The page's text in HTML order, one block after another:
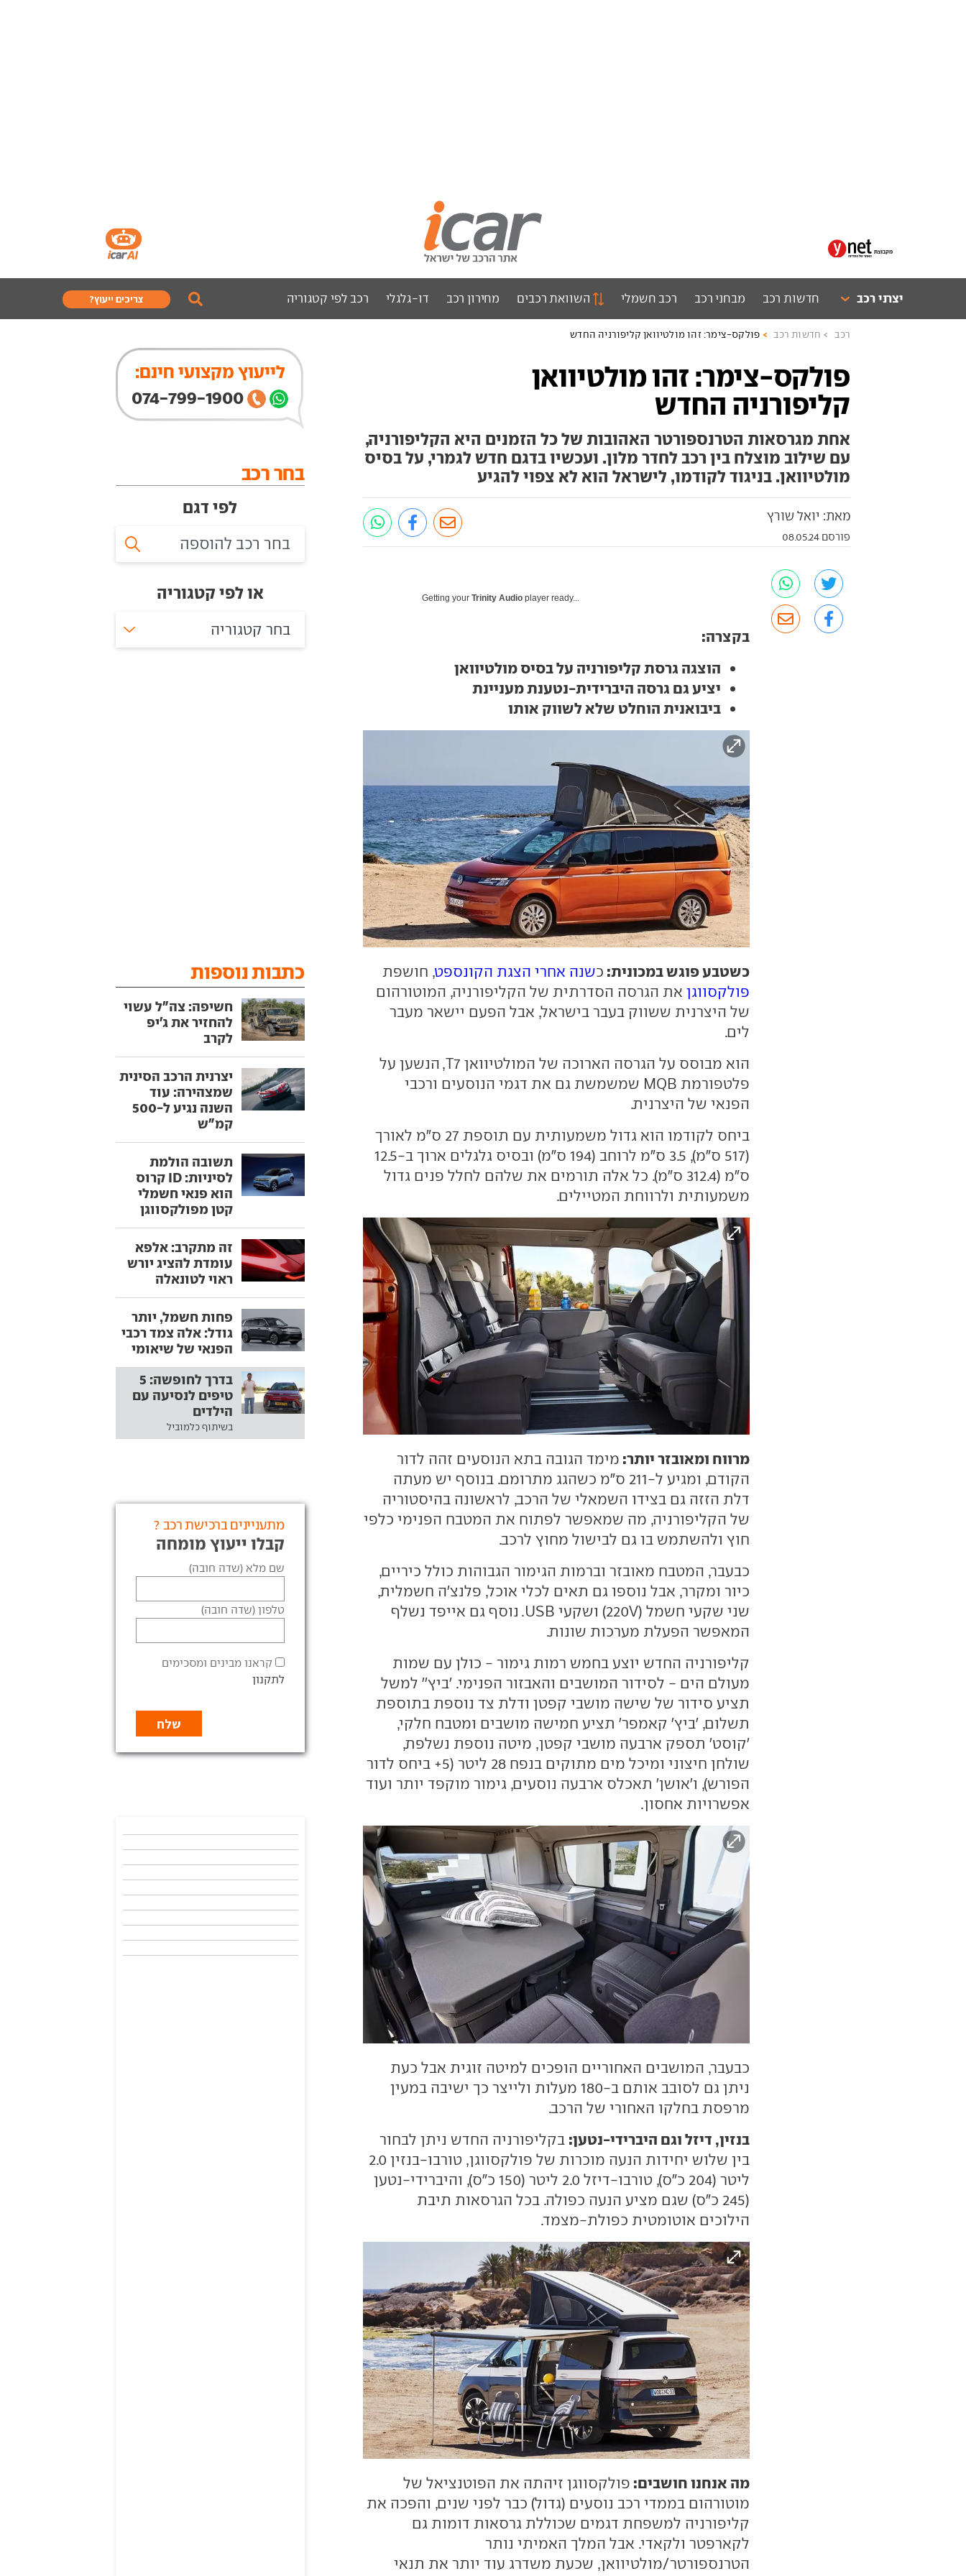
יצרני רכב חדשות רכב מבחני רכב רכב חשמלי השוואת רכבים מחירון רכב דו-גלגלי רכב לפי קטגוריה צריכים ייעוץ?
רכב חדשות רכב פולקס-צימר: זהו מולטיוואן קליפורניה החדש
פולקס-צימר: זהו מולטיוואן
קליפורניה החדש
אחת מגרסאות הטרנספורטר האהובות של כל הזמנים היא הקליפורניה,
עם שילוב מוצלח בין רכב לחדר מלון. ועכשיו בדגם חדש לגמרי, על בסיס
מולטיוואן. בניגוד לקודמו, לישראל הוא לא צפוי להגיע
מאת: יואל שורץ
פורסם 08.05.24
Getting yourTrinity Audio player ready...
בקצרה:
הוצגה גרסת קליפורניה על בסיס מולטיוואן
יציע גם גרסה היברידית-נטענת מעניינת
ביבואנית הוחלט שלא לשווק אותו
כשטבע פוגש במכונית: כשנה אחרי הצגת הקונספט, חושפת
פולקסווגן את הגרסה הסדרתית של הקליפורניה, המוטורהום
של היצרנית ששווק בעבר בישראל, אבל הפעם יישאר מעבר
לים.
הוא מבוסס על הגרסה הארוכה של המולטיוואן T7, הנשען על
פלטפורמת MQB שמשמשת גם את דגמי הנוסעים ורכבי
הפנאי של היצרנית.
ביחס לקודמו הוא גדול משמעותית עם תוספת 27 ס"מ לאורך
(517 ס"מ), 3.5 ס"מ לרוחב (194 ס"מ) ובסיס גלגלים ארוך ב-12.5
ס"מ (312.4 ס"מ). כל אלה תורמים את שלהם לחלל פנים גדול
משמעותית ולרווחת המטיילים.
מרווח ומאובזר יותר: מימד הגובה בתא הנוסעים זהה לדור
הקודם, ומגיע ל-211 ס"מ כשהגג מתרומם. בנוסף יש מעתה
דלת הזזה גם בצידו השמאלי של הרכב, לראשונה בהיסטוריה
של הקליפורניה, מה שמאפשר לפתוח את המטבח הפנימי כלפי
חוץ ולהשתמש בו גם לבישול מחוץ לרכב.
כבעבר, המטבח מאובזר וברמות הגימור הגבוהות כולל כיריים,
כיור ומקרר, אבל נוספו גם תאים לכלי אוכל, פלנצ'ה חשמלית,
שני שקעי חשמל (220V) ושקעי USB. נוסף גם אייפד נשלף
המאפשר הפעלת מערכות שונות.
קליפורניה החדש יוצע בחמש רמות גימור - כולן עם שמות
מעולם הים - לסידור המושבים והאבזור הפנימי. 'ביץ'' למשל
תציע סידור של שישה מושבי קפטן ודלת צד נוספת בתוספת
תשלום, 'ביץ' קאמפר' תציע חמישה מושבים ומטבח חלקי,
'קוסט' תספק ארבעה מושבי קפטן, מיטה נוספת נשלפת,
שולחן חיצוני ומיכל מים מתוקים בנפח 28 ליטר (5+ ביחס לדור
הפורש), ו'אושן' תאכלס ארבעה נוסעים, גימור מוקפד יותר ועוד
אפשרויות אחסון.
כבעבר, המושבים האחוריים הופכים למיטה זוגית אבל כעת
ניתן גם לסובב אותם ב-180 מעלות ולייצר כך ישיבה במעין
מרפסת בחלקו האחורי של הרכב.
בנזין, דיזל וגם היברידי-נטען: בקליפורניה החדש ניתן לבחור
בין שלוש יחידות הנעה מוכרות של פולקסווגן, טורבו-בנזין 2.0
ליטר (204 כ"ס), טורבו-דיזל 2.0 ליטר (150 כ"ס), והיברידי-נטען
(245 כ"ס) שגם מציע הנעה כפולה. בכל הגרסאות תיבת
הילוכים אוטומטית כפולת-מצמד.
מה אנחנו חושבים: פולקסווגן זיהתה את הפוטנציאל של
מוטורהום בממדי רכב נוסעים (גדול) כבר לפני שנים, והפכה את
קליפורניה למשפחת דגמים שכוללת גרסאות דומות גם
לקארפטר ולקאדי. אבל המלך האמיתי נותר
הטרנספורטר/מולטיוואן, שכעת משדרג עוד יותר את תנאי
לייעוץ מקצועי חינם:
074-799-1900
בחר רכב
לפי דגם
או לפי קטגוריה
בחר קטגוריה
כתבות נוספות
חשיפה: צה"ל עשוי
להחזיר את ג'יפ
לקרב
יצרנית הרכב הסינית
שמצהירה: עוד
השנה נגיע ל-500
קמ"ש
תשובה הולמת
לסיניות: ID קרוס
הוא פנאי חשמלי
קטן מפולקסווגן
זה מתקרב: אלפא
עומדת להציג יורש
ראוי לטונאלה
פחות חשמל, יותר
גודל: אלה צמד רכבי
הפנאי של שיאומי
בדרך לחופשה: 5
טיפים לנסיעה עם
הילדים
בשיתוף כלמוביל
מתעניינים ברכישת רכב ?
קבלו ייעוץ מומחה
שם מלא (שדה חובה)
טלפון (שדה חובה)
קראנו מבינים ומסכימים
לתקנון